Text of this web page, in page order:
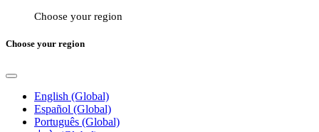
Choose your region
Choose your region
English (Global)
Español (Global)
Português (Global)